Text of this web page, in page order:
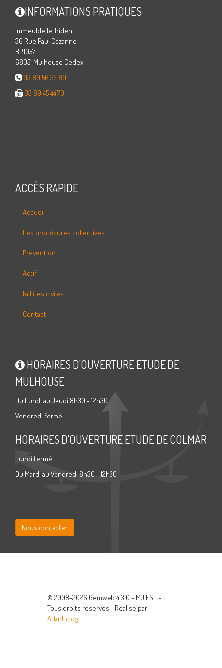
INFORMATIONS PRATIQUES
Immeuble le Trident
36 Rue Paul Cézanne
BP.1057
68051 Mulhouse Cedex
03 89 56 33 89
03 89 45 44 70
ACCÈS RAPIDE
Accueil
Les procédures collectives
Prévention
Actif
Faillites civiles
Contact
HORAIRES D'OUVERTURE ETUDE DE
MULHOUSE
Du Lundi au Jeudi 8h30 - 12h30
Vendredi fermé
HORAIRES D'OUVERTURE ETUDE DE COLMAR
Lundi fermé
Du Mardi au Vendredi 8h30 - 12h30
Nous contacter
© 2008-2026 Gemweb 4.3.0 - MJ EST -
Tous droits réservés - Réalisé par
Atlanticlog